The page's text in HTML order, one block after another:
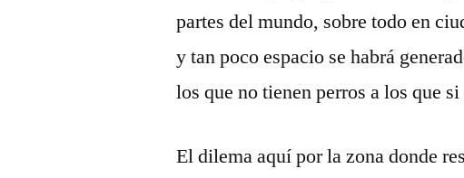
partes del mundo, sobre todo en
y tan poco espacio se habrá
los que no tienen perros a los que
El dilema aquí por la zona donde